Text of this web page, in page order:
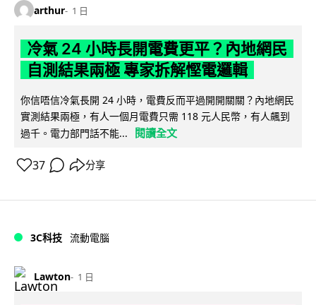
arthur 1 日
冷氣 24 小時長開電費更平？內地網民
自測結果兩極 專家拆解慳電邏輯
你信唔信冷氣長開 24 小時，電費反而平過開開關關？內地網民
實測結果兩極，有人一個月電費只需 118 元人民幣，有人飆到
過千。電力部門話不能...
閱讀全文
37 分享
3C科技 流動電腦
Lawton 1 日